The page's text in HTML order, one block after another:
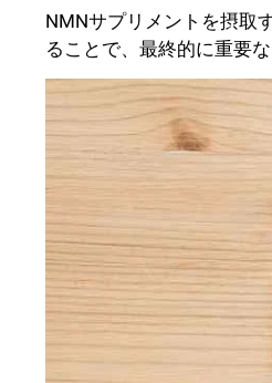
NMNサプリメントを摂取
ることで、最終的に重要